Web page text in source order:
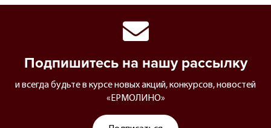
Подпишитесь на нашу рассылку
и всегда будьте в курсе новых акций, конкурсов, новостей
«ЕРМОЛИНО»